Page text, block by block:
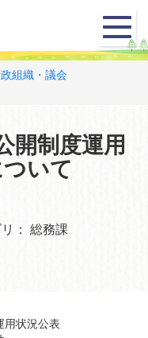
メ
ニ
ュ
組織・議会
制度運用
いて
：
総務課
用状況公表